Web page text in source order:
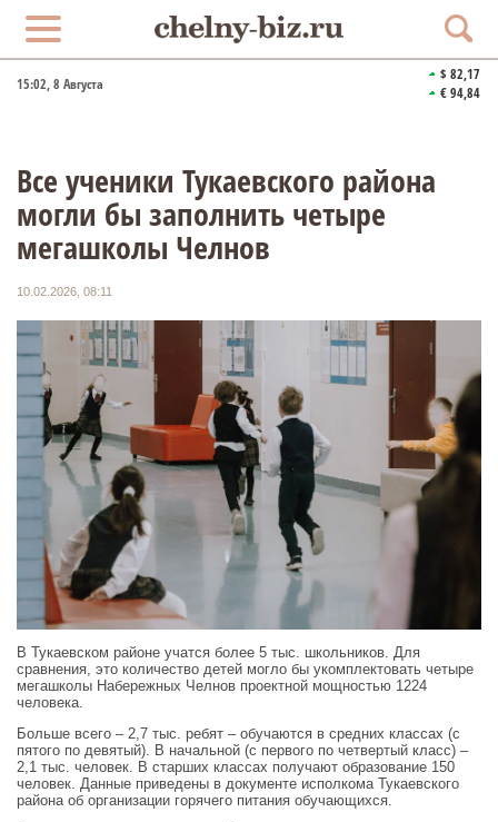
15:02, 8 Августа
$ 82,17
€ 94,84
Все ученики Тукаевского района
могли бы заполнить четыре
мегашколы Челнов
10.02.2026, 08:11
В Тукаевском районе учатся более 5 тыс. школьников. Для
сравнения, это количество детей могло бы укомплектовать четыре
мегашколы Набережных Челнов проектной мощностью 1224
человека.
Больше всего – 2,7 тыс. ребят – обучаются в средних классах (с
пятого по девятый). В начальной (с первого по четвертый класс) –
2,1 тыс. человек. В старших классах получают образование 150
человек. Данные приведены в документе исполкома Тукаевского
района об организации горячего питания обучающихся.